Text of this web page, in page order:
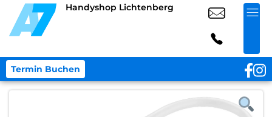
Handyshop Lichtenberg
Termin Buchen